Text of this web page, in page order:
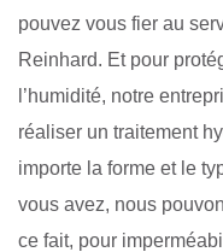
pouvez vous fier au
Reinhard. Et pour
l’humidité, notre
réaliser un traitement
importe la forme et le
vous avez, nous
ce fait, pour